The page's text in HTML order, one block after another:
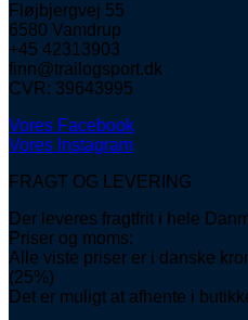
Fløjbjergvej 55
6580 Vamdrup
+45 42313903
finn@trailogsport.dk
CVR: 39643995
Vores Facebook
Vores Instagram
FRAGT OG LEVERING
Der leveres fragtfrit i hele
Priser og moms:
Alle viste priser er i danske
(25%)
Det er muligt at afhente i